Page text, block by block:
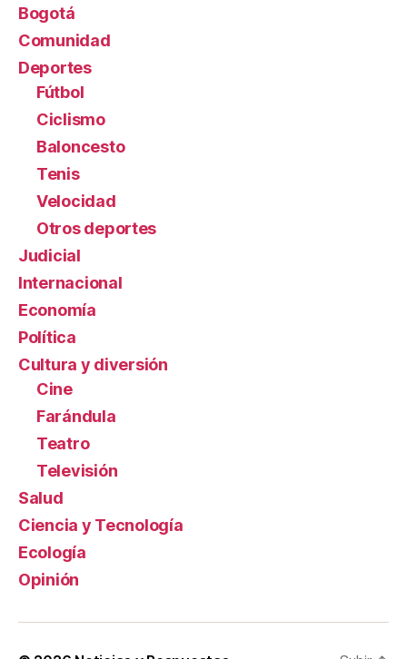
Bogotá
Comunidad
Deportes
Fútbol
Ciclismo
Baloncesto
Tenis
Velocidad
Otros deportes
Judicial
Internacional
Economía
Política
Cultura y diversión
Cine
Farándula
Teatro
Televisión
Salud
Ciencia y Tecnología
Ecología
Opinión